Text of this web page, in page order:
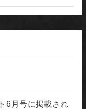
6月号に掲載され